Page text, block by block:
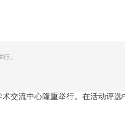
。
交流中心隆重举行。在活动评